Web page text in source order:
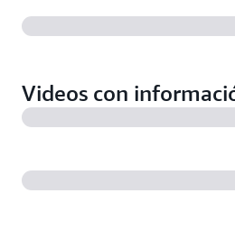
Videos con